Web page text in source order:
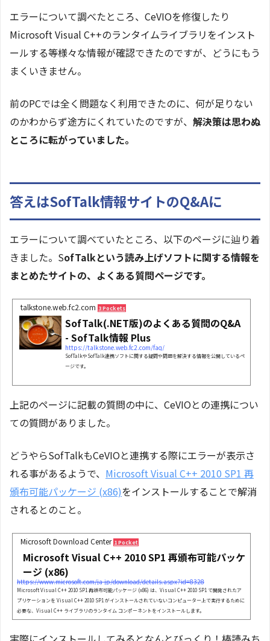
エラーについて調べたところ、CeVIOを修復したり
Microsoft Visual C++のランタイムライブラリをインスト
ールする等様々な情報が確認できたのですが、どうにもう
まくいきません。
前のPCでは全く問題なく利用できたのに、何が足りない
のかわからず途方にくれていたのですが、 解決策は思わぬ
ところに転がっていました。
答えはSofTalk情報サイトのQ&Aに
エラーについて調べていたところ、以下のページに辿り着
きました。SofTalkという読み上げソフトに関する情報を
まとめたサイトの、よくある質問ページです。
talkstone.web.fc2.com 3 Pockets
SofTalk(.NET版)のよくある質問のQ&A
- SofTalk情報 Plus
https://talkstone.web.fc2.com/faq/
SofTalkやSofTalk連携ソフトに関する疑問や問題を解決する情報を公開しているペ
ージです。
上記のページに記載の質問の中に、CeVIOとの連携につい
ての質問がありました。
どうやらSofTalkもCeVIOと連携する際にエラーが表示さ
れる事があるようで、 Microsoft Visual C++ 2010 SP1 再
頒布可能パッケージ (x86)をインストールすることで解消
されるとのこと。
Microsoft Download Center 1 Pocket
Microsoft Visual C++ 2010 SP1 再頒布可能パッケ
ージ (x86)
https://www.microsoft.com/ja-jp/download/details.aspx?id=8328
Microsoft Visual C++ 2010 SP1 再頒布可能パッケージ (x86) は、Visual C++ 2010 SP1 で開発されたア
プリケーションを Visual C++ 2010 SP1 がインストールされていないコンピューター上で実行するために
必要な、Visual C++ ライブラリのランタイム コンポーネントをインストールします。